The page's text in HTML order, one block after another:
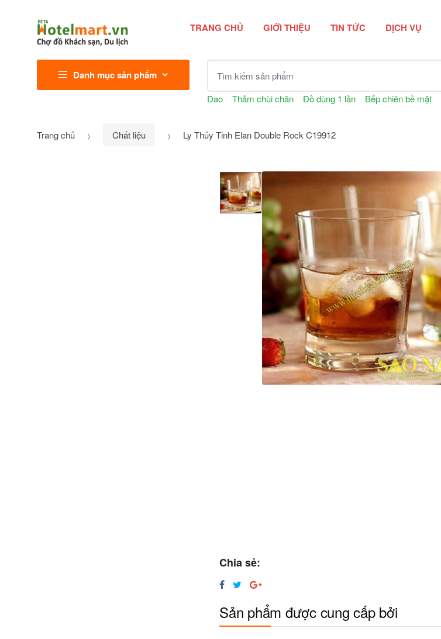
TRANG CHỦ GIỚI THIỆU TIN TỨC DỊCH VỤ
Danh mục sản phẩm
Dao Thảm chùi chân Đồ dùng 1 lần Bếp chiên bề mặt
Trang chủ Chất liệu Ly Thủy Tinh Elan Double Rock C19912
Chia sẻ:
Sản phẩm được cung cấp bởi